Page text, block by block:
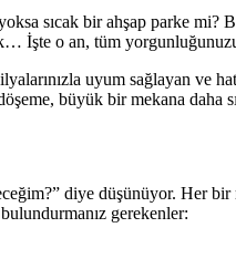
sıcak bir ahşap parke
İşte o an, tüm
uyum sağlayan ve
büyük bir mekana daha
diye düşünüyor. Her
gerekenler: